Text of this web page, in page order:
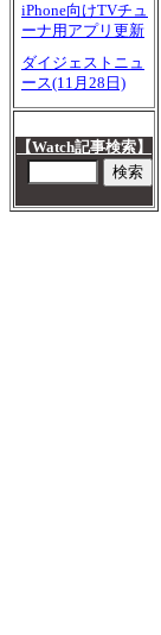
iPhone向けTVチュ
ーナ用アプリ更新
ダイジェストニュ
ース(11月28日)
【Watch記事検索】